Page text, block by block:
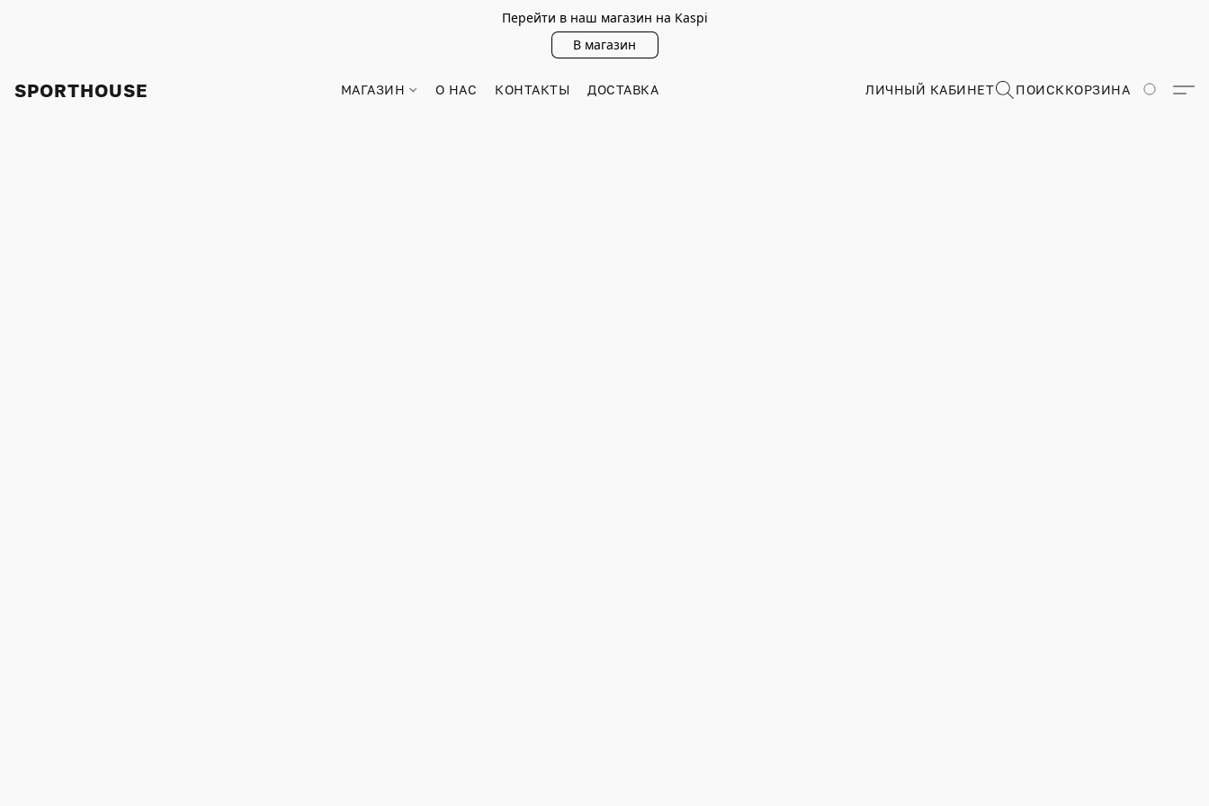
Перейти в наш магазин на Kaspi
В магазин
SPORTHOUSE МАГАЗИН О НАС КОНТАКТЫ ДОСТАВКА ЛИЧНЫЙ КАБИНЕТ ПОИСККОРЗИНА